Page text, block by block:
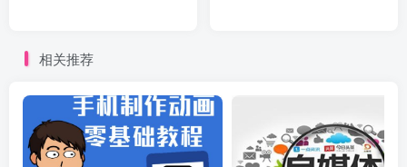
相关推荐